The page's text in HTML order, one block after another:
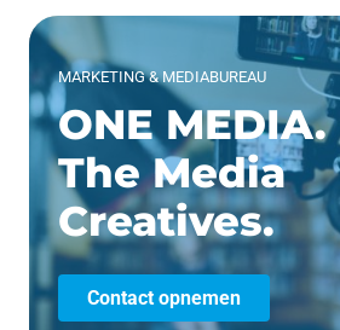
MARKETING & MEDIABUREAU
ONE MEDIA.
The Media
Creatives.
Contact opnemen